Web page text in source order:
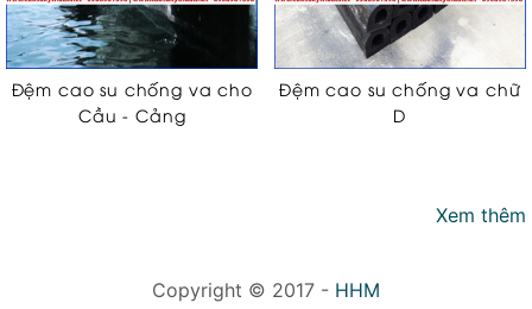
Đệm cao su chống va cho
Cầu - Cảng
Đệm cao su chống va chữ
D
Xem thêm
Copyright © 2017 - HHM